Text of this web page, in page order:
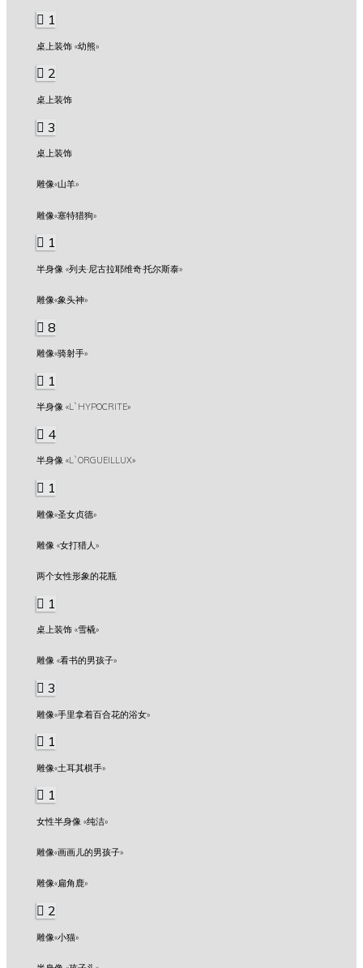
1
桌上装饰 «幼熊»
2
桌上装饰
3
桌上装饰
雕像«山羊»
雕像«塞特猎狗»
1
半身像 «列夫·尼古拉耶维奇·托尔斯泰»
雕像«象头神»
8
雕像«骑射手»
1
半身像 «L`HYPOCRITE»
4
半身像 «L`ORGUEILLUX»
1
雕像«圣女贞德»
雕像 «女打猎人»
两个女性形象的花瓶
1
桌上装饰 «雪橇»
雕像 «看书的男孩子»
3
雕像«手里拿着百合花的浴女»
1
雕像«土耳其棋手»
1
女性半身像 «纯洁»
雕像«画画儿的男孩子»
雕像«扁角鹿»
2
雕像«小猫»